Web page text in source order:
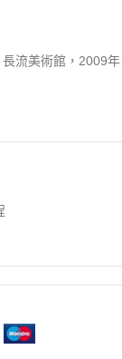
流美術館，2009年